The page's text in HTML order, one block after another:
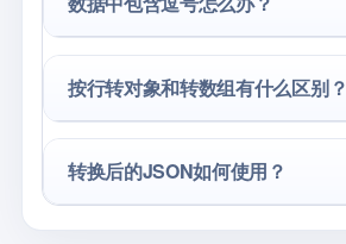
按行转对象和转数组有什么区别？
转换后的JSON如何使用？